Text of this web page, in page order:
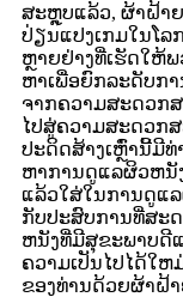
ສະຫຼຸບແລ້ວ, ຜ້າຝ້າ
ປ່ຽນແປງເກມໃນໂ
ຫຼາຍຢ່າງທີ່ເຮັດໃຫ້
ຫາເພື່ອຍົກລະດັບກາ
ຈາກຄວາມສະດວກ
ໄປສູ່ຄວາມສະດວກ
ປະດິດສ້າງເຫຼົ່ານີ້ມີທ່
ຫາການດູແລຜິວຫນັ
ແລ້ວໃສ່ໃນການດູແ
ກັບປະສົບການທີ່ສະ
ຫນັງທີ່ມີສຸຂະພາບດີ
ຄວາມເປັນໄປໄດ້ໃ
ຂອງທ່ານດ້ວຍຜ້າຝ້